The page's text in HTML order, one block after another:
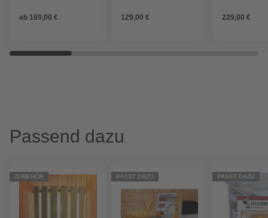
ab 169,00 € 129,00 € 229,00 €
Passend dazu
ZUBEHÖR PASST DAZU PASST DAZU